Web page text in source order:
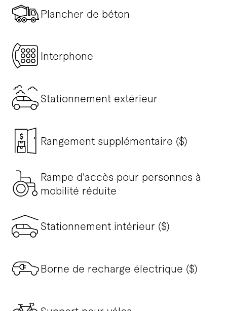
Plancher de béton
Interphone
Stationnement extérieur
Rangement supplémentaire ($)
Rampe d'accès pour personnes à
mobilité réduite
Stationnement intérieur ($)
Borne de recharge électrique ($)